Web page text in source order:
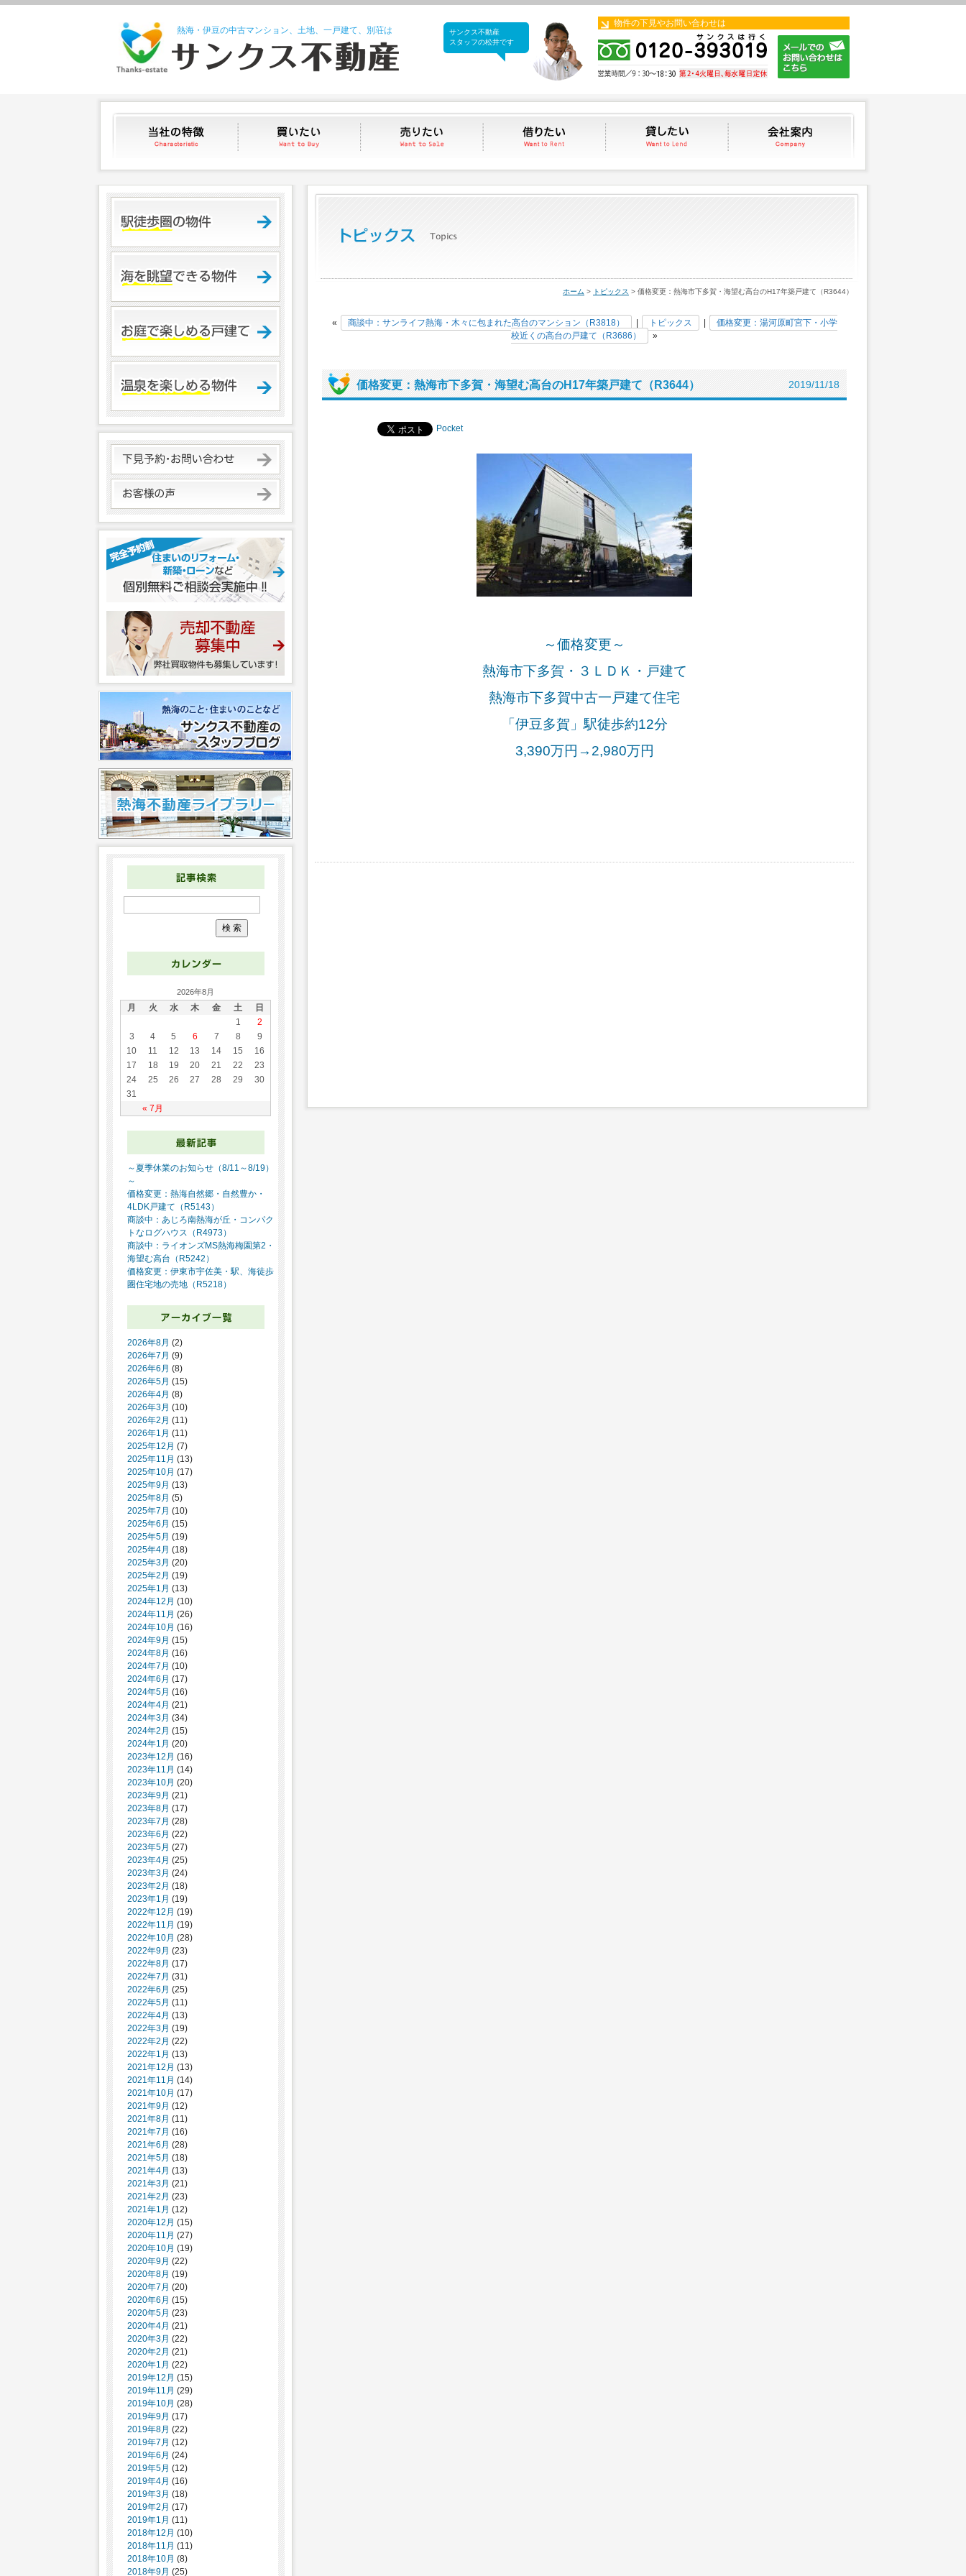
熱海・伊豆の中古マンション、土地、一戸建て、別荘は
サンクス不動産
サンクス不動産
スタッフの松井です
物件の下見やお問い合わせは
当社の特徴 買いたい 売りたい 借りたい 貸したい
ホーム > トピックス > 価格変更：熱海市下多賀・海望む高台のH17年築戸建て（R3644）
« 商談中：サンライフ熱海・木々に包まれた高台のマンション（R3818） トピックス
価格変更：湯河原町宮下・小学
校近くの高台の戸建て（R3686）
»
価格変更：熱海市下多賀・海望む高台のH17年築戸建て（R3644） 2019/11/18
Pocket
～価格変更～
熱海市下多賀・３ＬＤＫ・戸建て
熱海市下多賀中古一戸建て住宅
「伊豆多賀」駅徒歩約12分
3,390万円→2,980万円
2026年8月
月 火 水 木 金 土 日
« 7月
1
2
3
4 5 6 7 8
9
10
11 12 13 14 15
16
17
18 19 20 21 22
23
24
25 26 27 28 29
30
31
～夏季休業のお知らせ（8/11～8/19）
～
価格変更：熱海自然郷・自然豊か・
4LDK戸建て（R5143）
商談中：あじろ南熱海が丘・コンパク
トなログハウス（R4973）
商談中：ライオンズMS熱海梅園第2・
海望む高台（R5242）
価格変更：伊東市宇佐美・駅、海徒歩
圏住宅地の売地（R5218）
2026年8月 (2)
2026年7月 (9)
2026年6月 (8)
2026年5月 (15)
2026年4月 (8)
2026年3月 (10)
2026年2月 (11)
2026年1月 (11)
2025年12月 (7)
2025年11月 (13)
2025年10月 (17)
2025年9月 (13)
2025年8月 (5)
2025年7月 (10)
2025年6月 (15)
2025年5月 (19)
2025年4月 (18)
2025年3月 (20)
2025年2月 (19)
2025年1月 (13)
2024年12月 (10)
2024年11月 (26)
2024年10月 (16)
2024年9月 (15)
2024年8月 (16)
2024年7月 (10)
2024年6月 (17)
2024年5月 (16)
2024年4月 (21)
2024年3月 (34)
2024年2月 (15)
2024年1月 (20)
2023年12月 (16)
2023年11月 (14)
2023年10月 (20)
2023年9月 (21)
2023年8月 (17)
2023年7月 (28)
2023年6月 (22)
2023年5月 (27)
2023年4月 (25)
2023年3月 (24)
2023年2月 (18)
2023年1月 (19)
2022年12月 (19)
2022年11月 (19)
2022年10月 (28)
2022年9月 (23)
2022年8月 (17)
2022年7月 (31)
2022年6月 (25)
2022年5月 (11)
2022年4月 (13)
2022年3月 (19)
2022年2月 (22)
2022年1月 (13)
2021年12月 (13)
2021年11月 (14)
2021年10月 (17)
2021年9月 (12)
2021年8月 (11)
2021年7月 (16)
2021年6月 (28)
2021年5月 (18)
2021年4月 (13)
2021年3月 (21)
2021年2月 (23)
2021年1月 (12)
2020年12月 (15)
2020年11月 (27)
2020年10月 (19)
2020年9月 (22)
2020年8月 (19)
2020年7月 (20)
2020年6月 (15)
2020年5月 (23)
2020年4月 (21)
2020年3月 (22)
2020年2月 (21)
2020年1月 (22)
2019年12月 (15)
2019年11月 (29)
2019年10月 (28)
2019年9月 (17)
2019年8月 (22)
2019年7月 (12)
2019年6月 (24)
2019年5月 (12)
2019年4月 (16)
2019年3月 (18)
2019年2月 (17)
2019年1月 (11)
2018年12月 (10)
2018年11月 (11)
2018年10月 (8)
2018年9月 (25)